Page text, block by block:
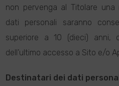
non pervenga al Titolare una
dati personali saranno
superiore a 10 (dieci) anni,
dell’ultimo accesso a Sito e/o
Destinatari dei dati